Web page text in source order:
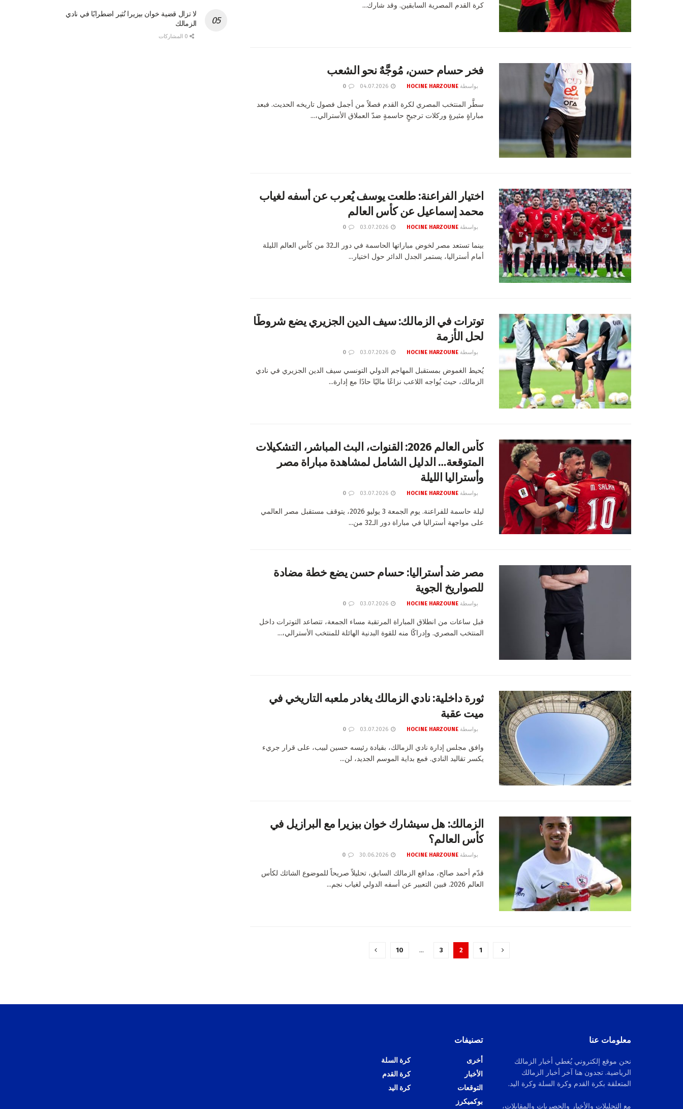
كرة القدم المصرية السابقين. وقد شارك...
فخر حسام حسن، مُوجَّهٌ نحو الشعب
بواسطة HOCINE HARZOUNE
سطَّر المنتخب المصري لكرة القدم فصلاً من أجمل فصول تاريخه الحديث. فبعد
مباراةٍ مثيرةٍ وركلات ترجيحٍ حاسمةٍ ضدّ العملاق الأسترالي،...
اختيار الفراعنة: طلعت يوسف يُعرب عن أسفه لغياب
محمد إسماعيل عن كأس العالم
بواسطة HOCINE HARZOUNE
بينما تستعد مصر لخوض مباراتها الحاسمة في دور الـ32 من كأس العالم الليلة
أمام أستراليا، يستمر الجدل الدائر حول اختيار...
توترات في الزمالك: سيف الدين الجزيري يضع شروطًا
لحل الأزمة
بواسطة HOCINE HARZOUNE
يُحيط الغموض بمستقبل المهاجم الدولي التونسي سيف الدين الجزيري في نادي
الزمالك، حيث يُواجه اللاعب نزاعًا ماليًا حادًا مع إدارة...
كأس العالم 2026: القنوات، البث المباشر، التشكيلات
المتوقعة… الدليل الشامل لمشاهدة مباراة مصر
وأستراليا الليلة
بواسطة HOCINE HARZOUNE
ليلة حاسمة للفراعنة. يوم الجمعة 3 يوليو 2026، يتوقف مستقبل مصر العالمي
على مواجهة أستراليا في مباراة دور الـ32 من...
مصر ضد أستراليا: حسام حسن يضع خطة مضادة
للصواريخ الجوية
بواسطة HOCINE HARZOUNE
قبل ساعات من انطلاق المباراة المرتقبة مساء الجمعة، تتصاعد التوترات داخل
المنتخب المصري. وإدراكًا منه للقوة البدنية الهائلة للمنتخب الأسترالي،...
ثورة داخلية: نادي الزمالك يغادر ملعبه التاريخي في
ميت عقبة
بواسطة HOCINE HARZOUNE
وافق مجلس إدارة نادي الزمالك، بقيادة رئيسه حسين لبيب، على قرار جريء
يكسر تقاليد النادي. فمع بداية الموسم الجديد، لن...
الزمالك: هل سيشارك خوان بيزيرا مع البرازيل في
كأس العالم؟
بواسطة HOCINE HARZOUNE
قدّم أحمد صالح، مدافع الزمالك السابق، تحليلاً صريحاً للموضوع الشائك لكأس
العالم 2026. فبين التعبير عن أسفه الدولي لغياب نجم...
1
2
3
…
10
لا تزال قضية خوان بيزيرا تُثير اضطرابًا في نادي
الزمالك
معلومات عنا
نحن موقع إلكتروني يُغطي أخبار الزمالك
الرياضية. تجدون هنا آخر أخبار الزمالك
المتعلقة بكرة القدم وكرة السلة وكرة اليد.
مع التحليلات والأخبار والحصريات والمقابلات،
تصنيفات
أخرى
الأخبار
التوقعات
بوكميكرز
كرة السلة
كرة القدم
كرة اليد